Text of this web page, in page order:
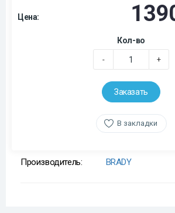
Цена:
Кол-во
- +
Заказать
В закладки
Производитель: BRADY